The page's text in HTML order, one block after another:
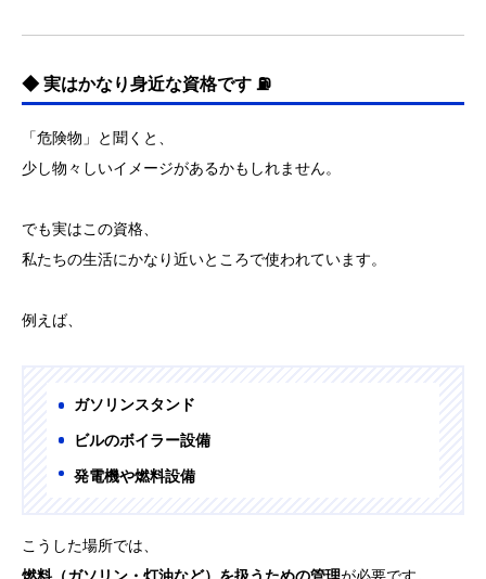
◆ 実はかなり身近な資格です ⛽
「危険物」と聞くと、
少し物々しいイメージがあるかもしれません。
でも実はこの資格、
私たちの生活にかなり近いところで使われています。
例えば、
ガソリンスタンド
ビルのボイラー設備
発電機や燃料設備
こうした場所では、